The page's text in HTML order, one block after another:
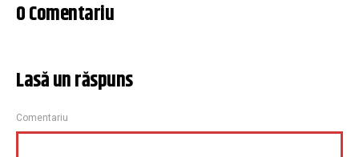
0 Comentariu
Lasă un răspuns
Comentariu